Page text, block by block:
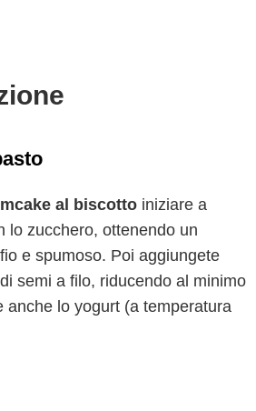
al biscotto iniziare a
lo zucchero, ottenendo un
e spumoso. Poi aggiungete
semi a filo, riducendo al minimo
anche lo yogurt (a temperatura